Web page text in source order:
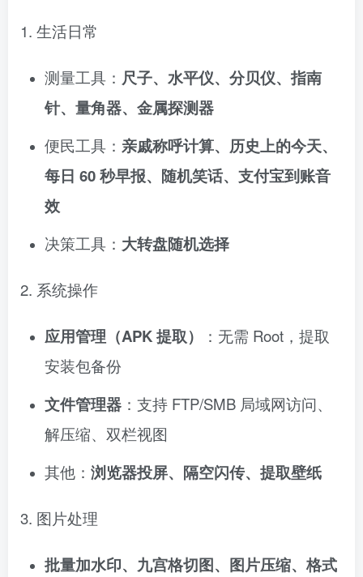
1. 生活日常
测量工具： 尺子、水平仪、分贝仪、指南
针、量角器、金属探测器
便民工具： 亲戚称呼计算、历史上的今天、
每日 60 秒早报、随机笑话、支付宝到账音
效
决策工具： 大转盘随机选择
2. 系统操作
应用管理（APK 提取）
：无需 Root，提取
安装包备份
文件管理器 ：支持 FTP/SMB 局域网访问、
解压缩、双栏视图
其他： 浏览器投屏、隔空闪传、提取壁纸
3. 图片处理
批量加水印、九宫格切图、图片压缩、格式